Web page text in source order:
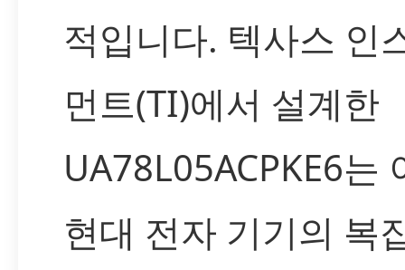
적입니다. 텍사스 인
먼트(TI)에서 설계한
UA78L05ACPKE6는
현대 전자 기기의 복